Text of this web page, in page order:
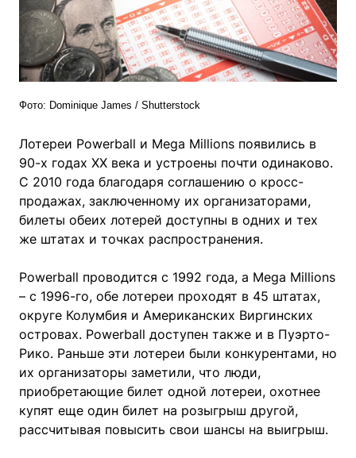
Фото: Dominique James / Shutterstock
Лотереи Powerball и Mega Millions появились в
90-х годах ХХ века и устроены почти одинаково.
С 2010 года благодаря соглашению о кросс-
продажах, заключенному их организаторами,
билеты обеих лотерей доступны в одних и тех
же штатах и точках распространения.
Powerball проводится с 1992 года, а Mega Millions
– с 1996-го, обе лотереи проходят в 45 штатах,
округе Колумбия и Американских Виргинских
островах. Powerball доступен также и в Пуэрто-
Рико. Раньше эти лотереи были конкурентами, но
их организаторы заметили, что люди,
приобретающие билет одной лотереи, охотнее
купят еще один билет на розыгрыш другой,
рассчитывая повысить свои шансы на выигрыш.